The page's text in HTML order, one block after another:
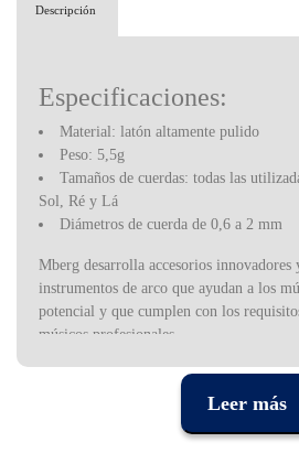
Descripción
Especificaciones:
Material: latón altamente pulido
Peso: 5,5g
Tamaños de cuerdas: todas las
Sol, Ré y Lá
Diámetros de cuerda de 0,6 a 2 mm
Mberg desarrolla accesorios innovadores
instrumentos de arco que ayudan a los
potencial y que cumplen con los
músicos profesionales.
La cartera de MBERG incluye afinadores
de cuerdas y tornillos especiales para
productos se producen con cuidado y con
calidad. Destacan por su sencillez y
Leer más